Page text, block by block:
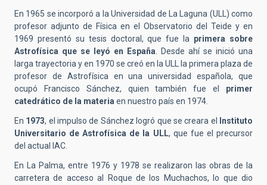
En 1965 se incorporó a la Universidad de La Laguna (ULL) como
profesor adjunto de Física en el Observatorio del Teide y en
1969 presentó su tesis doctoral, que fue la primera sobre
Astrofísica que se leyó en España. Desde ahí se inició una
larga trayectoria y en 1970 se creó en la ULL la primera plaza de
profesor de Astrofísica en una universidad española, que
ocupó Francisco Sánchez, quien también fue el primer
catedrático de la materiaen nuestro país en 1974.
En 1973, el impulso de Sánchez logró que se creara el
Instituto
Universitario de Astrofísica de la ULL, que fue el precursor
del actual IAC.
En La Palma, entre 1976 y 1978 se realizaron las obras de la
carretera de acceso al Roque de los Muchachos, lo que dio